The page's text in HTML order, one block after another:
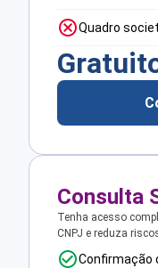
Quadro
Consulta
Tenha acesso
CNPJ e reduza
Confirmação